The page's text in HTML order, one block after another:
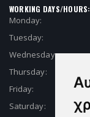
WORKING DAYS/HOURS:
Monday:
Tuesday:
Wednesday:
Thursday:
Friday:
Saturday: